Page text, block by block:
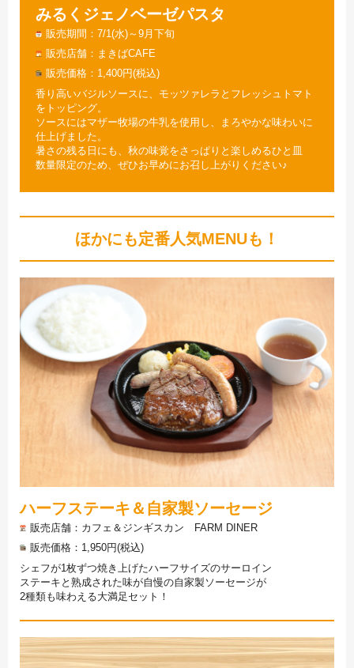
みるくジェノベーゼパスタ
販売期間
7/1(水)～9月下旬
販売店舗
まきばCAFE
販売価格
1,400円(税込)
香り高いバジルソースに、モッツァレラとフレッシュトマト
をトッピング。
ソースにはマザー牧場の牛乳を使用し、まろやかな味わいに
仕上げました。
暑さの残る日にも、秋の味覚をさっぱりと楽しめるひと皿
数量限定のため、ぜひお早めにお召し上がりください♪
ほかにも定番人気MENUも！
ハーフステーキ＆自家製ソーセージ
販売店舗
カフェ＆ジンギスカン FARM DINER
販売価格
1,950円(税込)
シェフが1枚ずつ焼き上げたハーフサイズのサーロイン
ステーキと熟成された味が自慢の自家製ソーセージが
2種類も味わえる大満足セット！